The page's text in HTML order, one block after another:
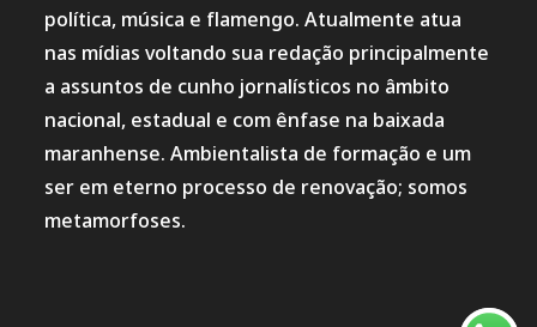
política, música e flamengo. Atualmente atua
nas mídias voltando sua redação principalmente
a assuntos de cunho jornalísticos no âmbito
nacional, estadual e com ênfase na baixada
maranhense. Ambientalista de formação e um
ser em eterno processo de renovação; somos
metamorfoses.